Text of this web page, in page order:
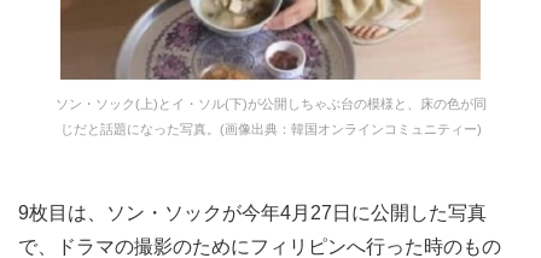
ソン・ソック(上)とイ・ソル(下)が公開しちゃぶ台の模様と、床の色が同
じだと話題になった写真。(画像出典：韓国オンラインコミュニティー)
9枚目は、ソン・ソックが今年4月27日に公開した写真
で、ドラマの撮影のためにフィリピンへ行った時のもの